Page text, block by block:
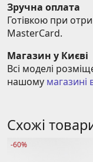
Зручна оплата
Готівкою при
MasterCard.
Магазин у Києві
Всі моделі
нашому магазині
Схожі
-60%